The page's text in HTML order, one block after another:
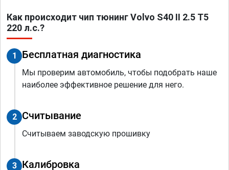
Как происходит чип тюнинг Volvo S40 II 2.5 T5
220 л.с.?
1 Бесплатная диагностика
Мы проверим автомобиль, чтобы подобрать наше
наиболее эффективное решение для него.
2 Считывание
Считываем заводскую прошивку
3 Калибровка